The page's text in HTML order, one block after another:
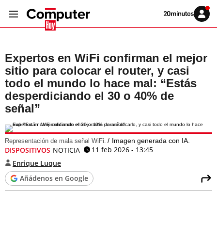
Volver
Iniciar
sesión
Expertos en WiFi confirman el mejor
sitio para colocar el router, y casi
todo el mundo lo hace mal: “Estás
desperdiciando el 30 o 40% de
señal”
Representación de mala señal WiFi. Imagen generada con IA.
DISPOSITIVOS NOTICIA
11 feb 2026 - 13:45
Enrique Luque
Añádenos en Google